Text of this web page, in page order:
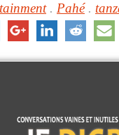
. Pahé.